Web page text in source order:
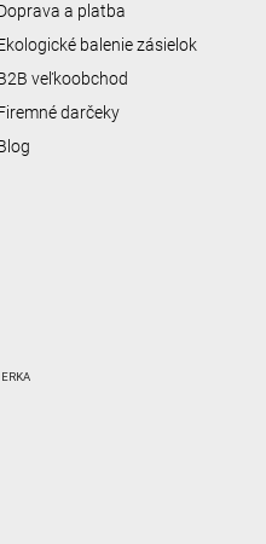
a platba
balenie zásielok
veľkoobchod
darčeky